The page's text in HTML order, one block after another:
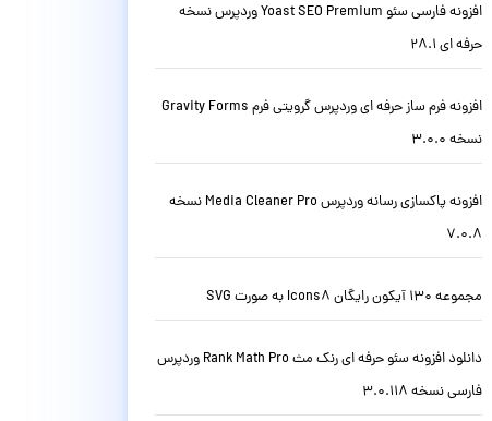
افزونه فارسی سئو Yoast SEO Premium وردپرس نسخه
حرفه ای 28.1
افزونه فرم ساز حرفه ای وردپرس گرویتی فرم Gravity Forms
نسخه 3.0.0
افزونه پاکسازی رسانه وردپرس Media Cleaner Pro نسخه
7.0.8
مجموعه 130 آیکون رایگان Icons8 به صورت SVG
دانلود افزونه سئو حرفه ای رنک مث Rank Math Pro وردپرس
فارسی نسخه 3.0.118